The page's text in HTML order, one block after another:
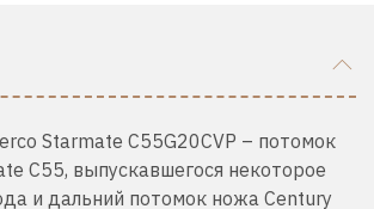
Starmate C55G20CVP – потомок
С55, выпускавшегося некоторое
и дальний потомок ножа Century